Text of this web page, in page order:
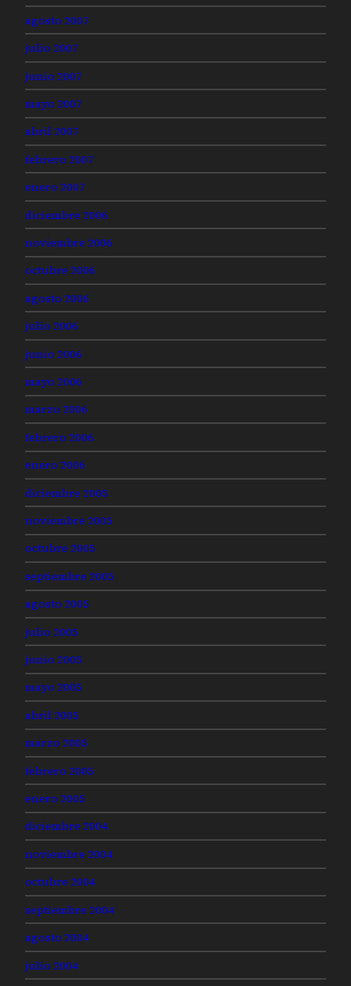
agosto 2007
julio 2007
junio 2007
mayo 2007
abril 2007
febrero 2007
enero 2007
diciembre 2006
noviembre 2006
octubre 2006
agosto 2006
julio 2006
junio 2006
mayo 2006
marzo 2006
febrero 2006
enero 2006
diciembre 2005
noviembre 2005
octubre 2005
septiembre 2005
agosto 2005
julio 2005
junio 2005
mayo 2005
abril 2005
marzo 2005
febrero 2005
enero 2005
diciembre 2004
noviembre 2004
octubre 2004
septiembre 2004
agosto 2004
julio 2004